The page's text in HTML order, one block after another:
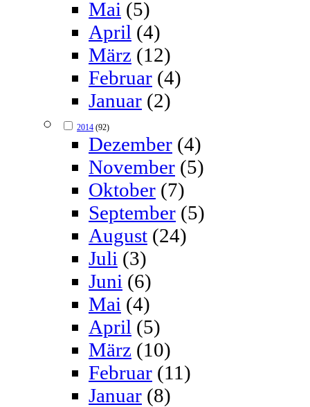
Mai (5)
April (4)
März (12)
Februar (4)
Januar (2)
2014 (92)
Dezember (4)
November (5)
Oktober (7)
September (5)
August (24)
Juli (3)
Juni (6)
Mai (4)
April (5)
März (10)
Februar (11)
Januar (8)